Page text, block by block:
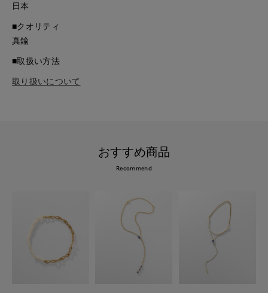
日本
■クオリティ
真鍮
■取扱い方法
取り扱いについて
おすすめ商品
Recommend